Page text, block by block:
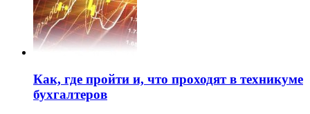
Как, где пройти и, что проходят в техникуме
бухгалтеров